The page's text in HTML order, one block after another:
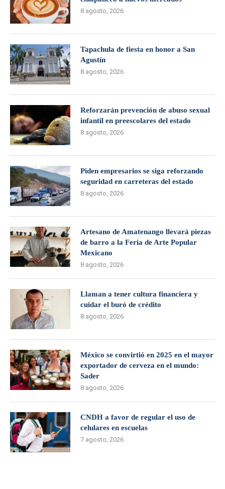
8 agosto, 2026
Tapachula de fiesta en honor a San
Agustín
8 agosto, 2026
Reforzarán prevención de abuso sexual
infantil en preescolares del estado
8 agosto, 2026
Piden empresarios se siga reforzando
seguridad en carreteras del estado
8 agosto, 2026
Artesano de Amatenango llevará piezas
de barro a la Feria de Arte Popular
Mexicano
8 agosto, 2026
Llaman a tener cultura financiera y
cuidar el buró de crédito
8 agosto, 2026
México se convirtió en 2025 en el mayor
exportador de cerveza en el mundo:
Sader
8 agosto, 2026
CNDH a favor de regular el uso de
celulares en escuelas
7 agosto, 2026